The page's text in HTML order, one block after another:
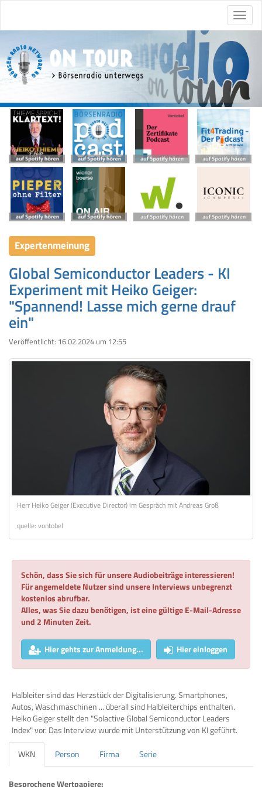
Expertenmeinung
Global Semiconductor Leaders - KI
Experiment mit Heiko Geiger:
"Spannend! Lasse mich gerne drauf
ein"
Veröffentlicht: 16.02.2024 um 12:55
Herr Heiko Geiger (Executive Director) im Gespräch mit Andreas Groß
quelle: vontobel
Schön, dass Sie sich für unsere Audiobeiträge interessieren!
Für angemeldete Nutzer sind unsere Interviews unbegrenzt
kostenlos abrufbar.
Alles, was Sie dazu benötigen, ist eine gültige E-Mail-Adresse
und 2 Minuten Zeit.
Hier gehts zur Anmeldung... Hier einloggen
Halbleiter sind das Herzstück der Digitalisierung. Smartphones,
Autos, Waschmaschinen ... überall sind Halbleiterchips enthalten.
Heiko Geiger stellt den "Solactive Global Semiconductor Leaders
Index" vor. Das Interview wurde mit Unterstützung von KI geführt.
WKN
Person Firma Serie
Besprochene Wertpapiere: